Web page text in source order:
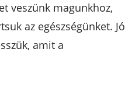
veszünk magunkhoz,
az egészségünket. Jó
amit a